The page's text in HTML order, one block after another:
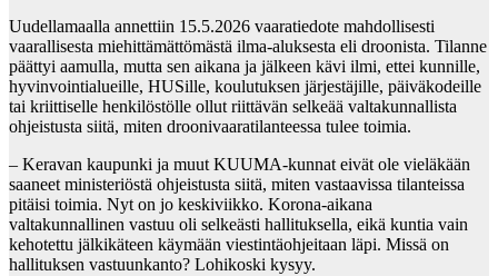
Uudellamaalla annettiin 15.5.2026 vaaratiedote mahdollisesti
vaarallisesta miehittämättömästä ilma-aluksesta eli droonista. Tilanne
päättyi aamulla, mutta sen aikana ja jälkeen kävi ilmi, ettei kunnille,
hyvinvointialueille, HUSille, koulutuksen järjestäjille, päiväkodeille
tai kriittiselle henkilöstölle ollut riittävän selkeää valtakunnallista
ohjeistusta siitä, miten droonivaaratilanteessa tulee toimia.
– Keravan kaupunki ja muut KUUMA-kunnat eivät ole vieläkään
saaneet ministeriöstä ohjeistusta siitä, miten vastaavissa tilanteissa
pitäisi toimia. Nyt on jo keskiviikko. Korona-aikana
valtakunnallinen vastuu oli selkeästi hallituksella, eikä kuntia vain
kehotettu jälkikäteen käymään viestintäohjeitaan läpi. Missä on
hallituksen vastuunkanto? Lohikoski kysyy.